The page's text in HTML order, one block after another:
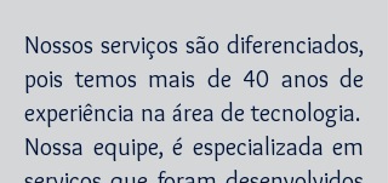
Nossos serviços são diferenciados,
pois temos mais de 40 anos de
experiência na área de tecnologia.
Nossa equipe, é especializada em